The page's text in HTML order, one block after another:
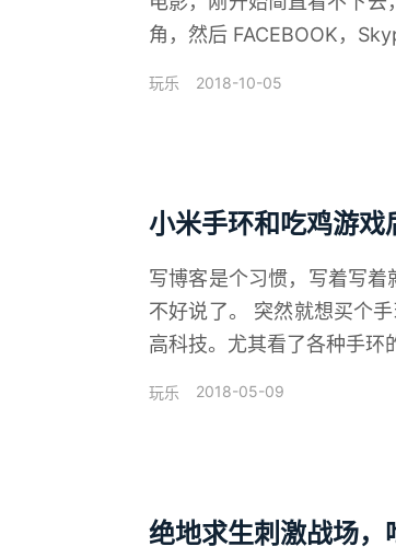
角，然后 FACEBOOK，
玩乐 2018-10-05
小米手环和吃鸡游戏
写博客是个习惯，写着写
不好说了。 突然就想买个
高科技。尤其看了各种手环
玩乐 2018-05-09
绝地求生刺激战场，